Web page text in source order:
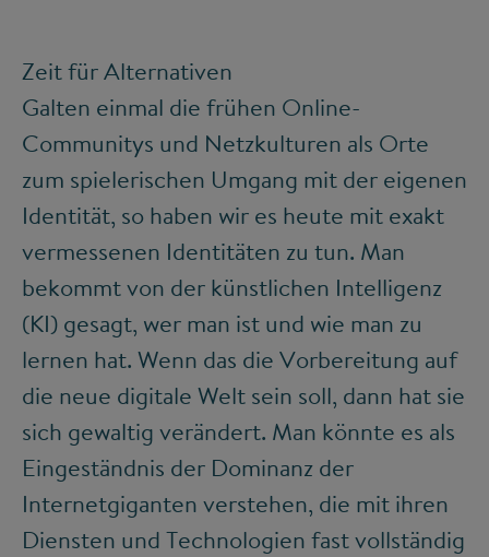
Zeit für Alternativen
Galten einmal die frühen Online-
Communitys und Netzkulturen als Orte
zum spielerischen Umgang mit der eigenen
Identität, so haben wir es heute mit exakt
vermessenen Identitäten zu tun. Man
bekommt von der künstlichen Intelligenz
(KI) gesagt, wer man ist und wie man zu
lernen hat. Wenn das die Vorbereitung auf
die neue digitale Welt sein soll, dann hat sie
sich gewaltig verändert. Man könnte es als
Eingeständnis der Dominanz der
Internetgiganten verstehen, die mit ihren
Diensten und Technologien fast vollständig